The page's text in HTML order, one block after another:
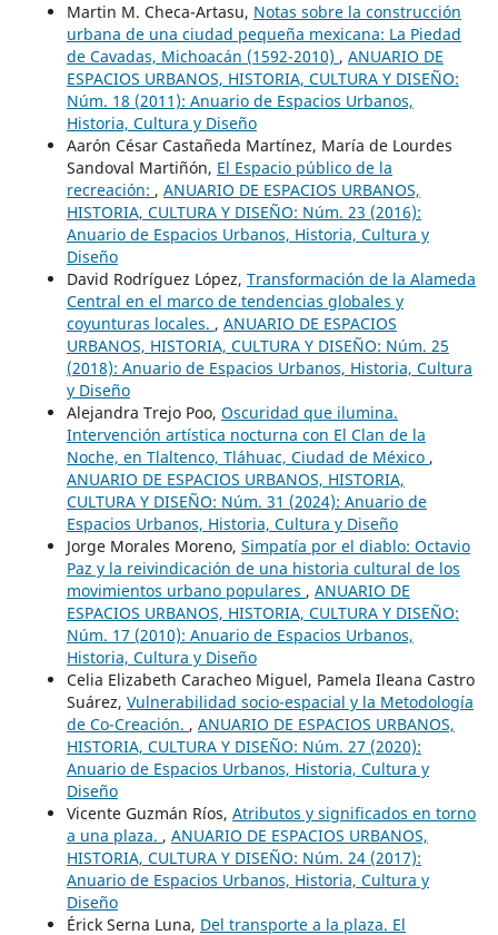
Martin M. Checa-Artasu, Notas sobre la construcción
urbana de una ciudad pequeña mexicana: La Piedad
de Cavadas, Michoacán (1592-2010) , ANUARIO DE
ESPACIOS URBANOS, HISTORIA, CULTURA Y DISEÑO:
Núm. 18 (2011): Anuario de Espacios Urbanos,
Historia, Cultura y Diseño
Aarón César Castañeda Martínez, María de Lourdes
Sandoval Martiñón, El Espacio público de la
recreación: , ANUARIO DE ESPACIOS URBANOS,
HISTORIA, CULTURA Y DISEÑO: Núm. 23 (2016):
Anuario de Espacios Urbanos, Historia, Cultura y
Diseño
David Rodríguez López, Transformación de la Alameda
Central en el marco de tendencias globales y
coyunturas locales. , ANUARIO DE ESPACIOS
URBANOS, HISTORIA, CULTURA Y DISEÑO: Núm. 25
(2018): Anuario de Espacios Urbanos, Historia, Cultura
y Diseño
Alejandra Trejo Poo, Oscuridad que ilumina.
Intervención artística nocturna con El Clan de la
Noche, en Tlaltenco, Tláhuac, Ciudad de México ,
ANUARIO DE ESPACIOS URBANOS, HISTORIA,
CULTURA Y DISEÑO: Núm. 31 (2024): Anuario de
Espacios Urbanos, Historia, Cultura y Diseño
Jorge Morales Moreno, Simpatía por el diablo: Octavio
Paz y la reivindicación de una historia cultural de los
movimientos urbano populares , ANUARIO DE
ESPACIOS URBANOS, HISTORIA, CULTURA Y DISEÑO:
Núm. 17 (2010): Anuario de Espacios Urbanos,
Historia, Cultura y Diseño
Celia Elizabeth Caracheo Miguel, Pamela Ileana Castro
Suárez, Vulnerabilidad socio-espacial y la Metodología
de Co-Creación. , ANUARIO DE ESPACIOS URBANOS,
HISTORIA, CULTURA Y DISEÑO: Núm. 27 (2020):
Anuario de Espacios Urbanos, Historia, Cultura y
Diseño
Vicente Guzmán Ríos, Atributos y significados en torno
a una plaza. , ANUARIO DE ESPACIOS URBANOS,
HISTORIA, CULTURA Y DISEÑO: Núm. 24 (2017):
Anuario de Espacios Urbanos, Historia, Cultura y
Diseño
Érick Serna Luna, Del transporte a la plaza. El